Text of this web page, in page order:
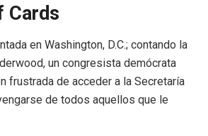
Cards
en Washington, D.C.; contando la
un congresista demócrata
frustrada de acceder a la Secretaría
de todos aquellos que le